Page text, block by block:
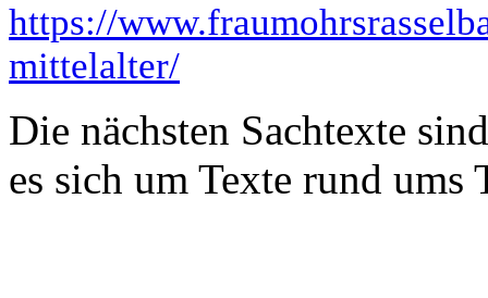
https://
mittelalter/
Die nächsten Sachtexte
es sich um Texte rund ums